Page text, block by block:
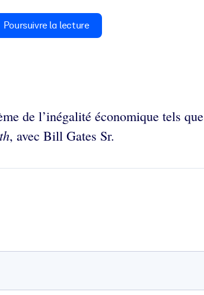
Poursuivre la lecture
de l’inégalité économique tels que
, avec Bill Gates Sr.